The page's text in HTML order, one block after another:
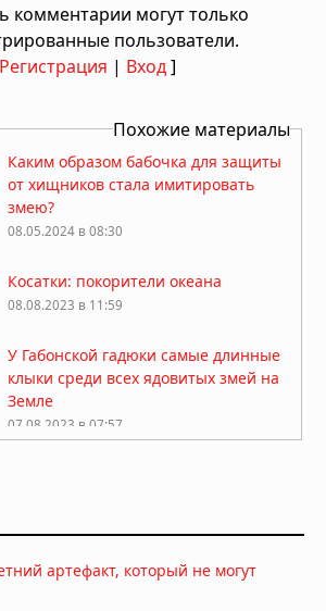
комментарии могут только
пользователи.
Регистрация | Вход]
Похожие материалы
Каким образом бабочка для защиты
от хищников стала имитировать
змею?
08.05.2024 в 08:30
Косатки: покорители океана
08.08.2023 в 11:59
У Габонской гадюки самые длинные
клыки среди всех ядовитых змей на
Земле
07.08.2023 в 07:57
Броненосцы: животные в броне,
которые вызывают удивление
артефакт, который не могут